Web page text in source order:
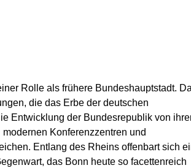
Rolle als frühere Bundeshauptstadt.
die das Erbe der deutschen
Entwicklung der Bundesrepublik von
Konferenzzentren und
Entlang des Rheins offenbart sich
das Bonn heute so facettenreich